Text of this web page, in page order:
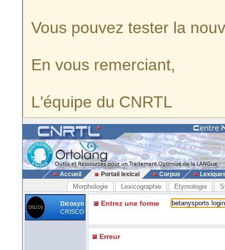
Vous pouvez tester la
En vous remerciant,
L'équipe du CNRTL
Accueil Portail lexical Corpus
Morphologie Lexicographie Etymologie
Dicosyn
CRISCO
Entrez une forme
Erreur